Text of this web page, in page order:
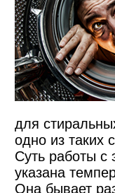
для
одно из таких
Суть работы с
указана
Она бывает